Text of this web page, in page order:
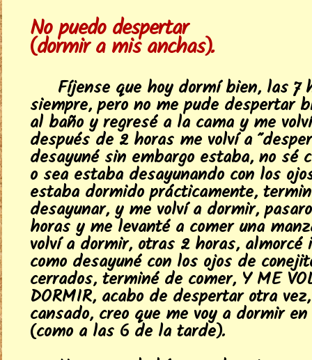
No puedo despertar
(dormir a mis anchas).
Fíjense que hoy dormí bien, las 7
siempre, pero no me pude despertar
al baño y regresé a la cama y me
después de 2 horas me volví a
desayuné sin embargo estaba, no sé
o sea estaba desayunando con los
estaba dormido prácticamente,
desayunar, y me volví a dormir,
horas y me levanté a comer una
volví a dormir, otras 2 horas, almorcé
como desayuné con los ojos de
cerrados, terminé de comer, Y ME
DORMIR, acabo de despertar otra
cansado, creo que me voy a dormir
(como a las 6 de la tarde).